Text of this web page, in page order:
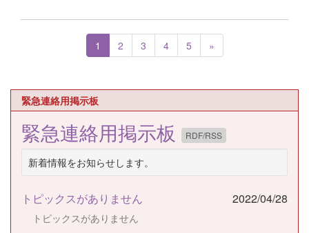
1 2 3 4 5 »
緊急連絡用掲示板
緊急連絡用掲示板 RDF/RSS
新着情報をお知らせします。
トピックスがありません 2022/04/28
トピックスがありません